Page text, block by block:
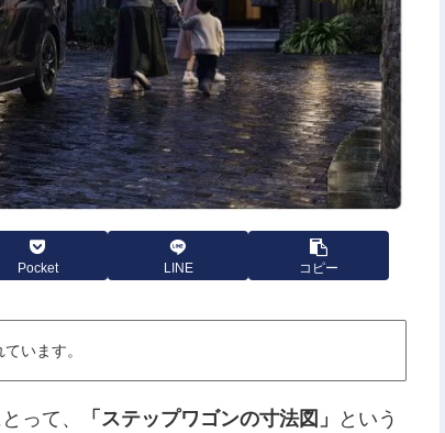
Pocket LINE コピー
います。
って、 「ステップワゴンの寸法図」
という